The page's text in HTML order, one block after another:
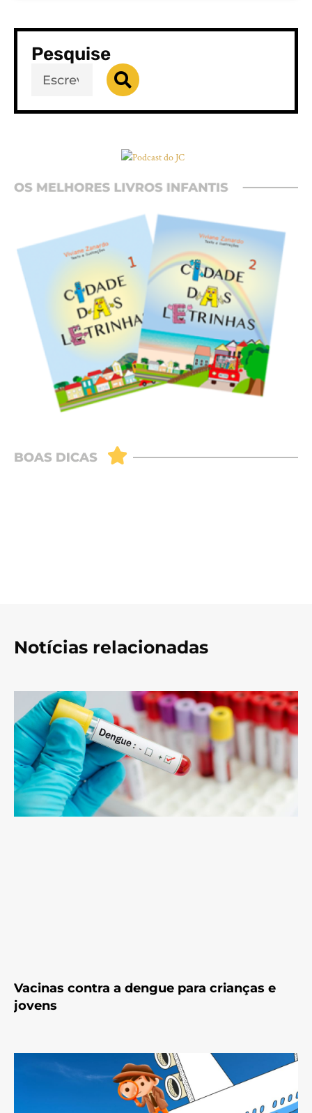
Pesquise
Notícias relacionadas
Vacinas contra a dengue para crianças e
jovens